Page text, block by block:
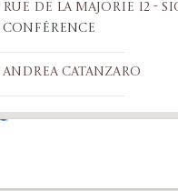
Rue de la Majorie 12 -
Conférence
Andrea Catanzaro